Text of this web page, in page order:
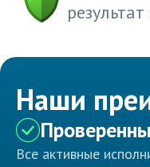
Наши
Все активные